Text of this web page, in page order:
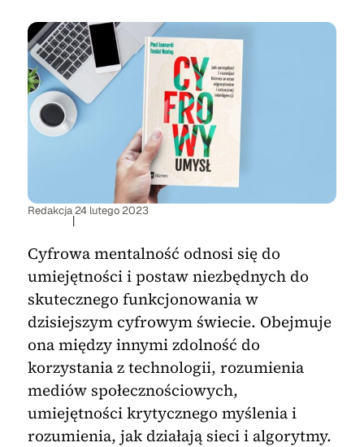
Redakcja
|
24 lutego 2023
Cyfrowa mentalność odnosi się do
umiejętności i postaw niezbędnych do
skutecznego funkcjonowania w
dzisiejszym cyfrowym świecie. Obejmuje
ona między innymi zdolność do
korzystania z technologii, rozumienia
mediów społecznościowych,
umiejętności krytycznego myślenia i
rozumienia, jak działają sieci i algorytmy.